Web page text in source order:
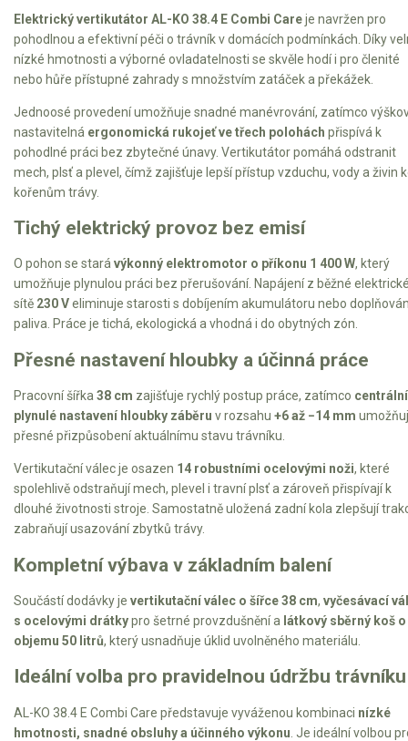
Elektrické tříkolky pro seniory
Elektrické tříkolky pracovní
Náhradní díly
Náhradní díly pro motorové pily
Řetězové pily
Náhradní díly pro křovinořezy
Náhradní díly pro sekačky
Elektrický vertikutátor AL-KO 38.4 E Combi Careje navržen pro
pohodlnou a efektivní péči o trávník v domácích podmínkách. Díky
nízké hmotnosti a výborné ovladatelnosti se skvěle hodí i pro členité
nebo hůře přístupné zahrady s množstvím zatáček a překážek.
Jednoosé provedení umožňuje snadné manévrování, zatímco
nastavitelná ergonomická rukojeť ve třech polohách přispívá k
pohodlné práci bez zbytečné únavy. Vertikutátor pomáhá odstranit
mech, plsť a plevel, čímž zajišťuje lepší přístup vzduchu, vody a živin
kořenům trávy.
Tichý elektrický provoz bez emisí
O pohon se starávýkonný elektromotor o příkonu 1 400 W, který
umožňuje plynulou práci bez přerušování. Napájení z běžné
sítě 230 Veliminuje starosti s dobíjením akumulátoru nebo
paliva. Práce je tichá, ekologická a vhodná i do obytných zón.
Přesné nastavení hloubky a účinná práce
Pracovní šířka38 cm zajišťuje rychlý postup práce, zatímco centrální
plynulé nastavení hloubky záběru v rozsahu +6 až −14 mm
přesné přizpůsobení aktuálnímu stavu trávníku.
Vertikutační válec je osazen 14 robustními ocelovými noži, které
spolehlivě odstraňují mech, plevel i travní plsť a zároveň přispívají k
dlouhé životnosti stroje. Samostatně uložená zadní kola zlepšují
zabraňují usazování zbytků trávy.
Kompletní výbava v základním balení
Součástí dodávky je vertikutační válec o šířce 38 cm, vyčesávací
s ocelovými drátkypro šetrné provzdušnění a látkový sběrný koš o
objemu 50 litrů, který usnadňuje úklid uvolněného materiálu.
Ideální volba pro pravidelnou údržbu trávníku
AL-KO 38.4 E Combi Care představuje vyváženou kombinaci nízké
hmotnosti, snadné obsluhy a účinného výkonu . Je ideální volbou